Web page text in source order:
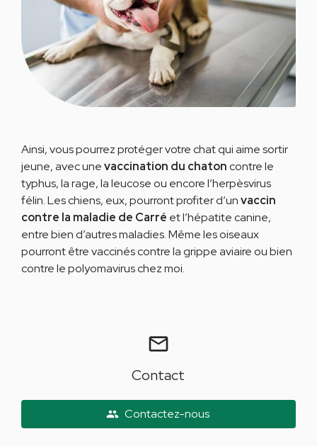
Ainsi, vous pourrez protéger votre chat qui aime sortir
jeune, avec unevaccination du chatoncontre le
typhus, la rage, la leucose ou encore l’herpèsvirus
félin. Les chiens, eux, pourront profiter d’unvaccin
contre la maladie de Carré et l’hépatite canine,
entre bien d’autres maladies. Même les oiseaux
pourront être vaccinés contre la grippe aviaire ou bien
contre le polyomavirus chez moi.
mail_outline
Contact
people Contactez-nous